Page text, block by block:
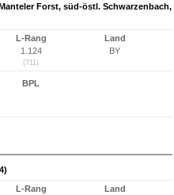
Forst, süd-östl. Schwarzenbach,
L-Rang
1.124
(711)
Land
BY
BPL
L-Rang
Land